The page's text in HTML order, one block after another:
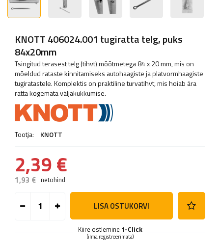
KNOTT 406024.001 tugiratta telg, puks
84x20mm
Tsingitud terasest telg (tihvt) mõõtmetega 84 x 20 mm, mis on
mõeldud rataste kinnitamiseks autohaagiste ja platvormhaagiste
tugiratastele. Komplektis on praktiline turvatihvt, mis hoiab ära
ratta kogemata väljakukkumise.
Tootja: KNOTT
2,39 €
1,93 € netohind
LISA OSTUKORVI
Kiire ostlemine 1-Click
(ilma registreerimata)